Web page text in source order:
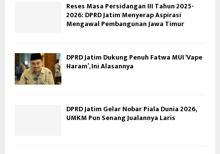
Reses Masa Persidangan III Tahun 2025-
2026: DPRD Jatim Menyerap Aspirasi
Mengawal Pembangunan Jawa Timur
DPRD Jatim Dukung Penuh Fatwa MUI ‘Vape
Haram’, Ini Alasannya
DPRD Jatim Gelar Nobar Piala Dunia 2026,
UMKM Pun Senang Jualannya Laris